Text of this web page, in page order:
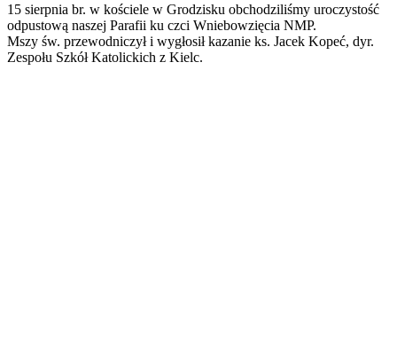
15 sierpnia br. w kościele w Grodzisku obchodziliśmy uroczystość
odpustową naszej Parafii ku czci Wniebowzięcia NMP.
Mszy św. przewodniczył i wygłosił kazanie ks. Jacek Kopeć, dyr.
Zespołu Szkół Katolickich z Kielc.